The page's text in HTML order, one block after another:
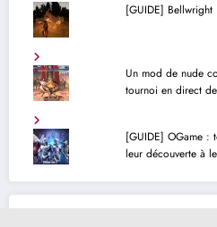
[GUIDE]
Un mod de nude
tournoi en direct
[GUIDE] OGame :
leur découverte à